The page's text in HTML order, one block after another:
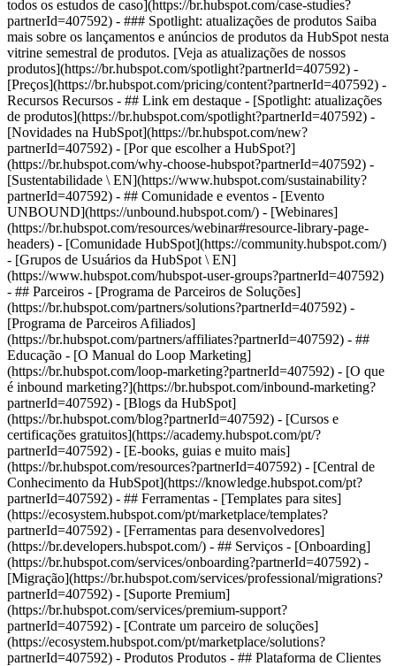
todos os estudos de caso](https://br.hubspot.com/case-studies?
partnerId=407592) - ### Spotlight: atualizações de produtos Saiba
mais sobre os lançamentos e anúncios de produtos da HubSpot nesta
vitrine semestral de produtos. [Veja as atualizações de nossos
produtos](https://br.hubspot.com/spotlight?partnerId=407592) -
[Preços](https://br.hubspot.com/pricing/content?partnerId=407592) -
Recursos Recursos - ## Link em destaque - [Spotlight: atualizações
de produtos](https://br.hubspot.com/spotlight?partnerId=407592) -
[Novidades na HubSpot](https://br.hubspot.com/new?
partnerId=407592) - [Por que escolher a HubSpot?]
(https://br.hubspot.com/why-choose-hubspot?partnerId=407592) -
[Sustentabilidade \ EN](https://www.hubspot.com/sustainability?
partnerId=407592) - ## Comunidade e eventos - [Evento
UNBOUND](https://unbound.hubspot.com/) - [Webinares]
(https://br.hubspot.com/resources/webinar#resource-library-page-
headers) - [Comunidade HubSpot](https://community.hubspot.com/)
- [Grupos de Usuários da HubSpot \ EN]
(https://www.hubspot.com/hubspot-user-groups?partnerId=407592)
- ## Parceiros - [Programa de Parceiros de Soluções]
(https://br.hubspot.com/partners/solutions?partnerId=407592) -
[Programa de Parceiros Afiliados]
(https://br.hubspot.com/partners/affiliates?partnerId=407592) - ##
Educação - [O Manual do Loop Marketing]
(https://br.hubspot.com/loop-marketing?partnerId=407592) - [O que
é inbound marketing?](https://br.hubspot.com/inbound-marketing?
partnerId=407592) - [Blogs da HubSpot]
(https://br.hubspot.com/blog?partnerId=407592) - [Cursos e
certificações gratuitos](https://academy.hubspot.com/pt/?
partnerId=407592) - [E-books, guias e muito mais]
(https://br.hubspot.com/resources?partnerId=407592) - [Central de
Conhecimento da HubSpot](https://knowledge.hubspot.com/pt?
partnerId=407592) - ## Ferramentas - [Templates para sites]
(https://ecosystem.hubspot.com/pt/marketplace/templates?
partnerId=407592) - [Ferramentas para desenvolvedores]
(https://br.developers.hubspot.com/) - ## Serviços - [Onboarding]
(https://br.hubspot.com/services/onboarding?partnerId=407592) -
[Migração](https://br.hubspot.com/services/professional/migrations?
partnerId=407592) - [Suporte Premium]
(https://br.hubspot.com/services/premium-support?
partnerId=407592) - [Contrate um parceiro de soluções]
(https://ecosystem.hubspot.com/pt/marketplace/solutions?
partnerId=407592) - Produtos Produtos - ## Plataforma de Clientes da HubSpot Todo o software de marketing, vendas e atendimento ao cliente da HubSpot em uma única plataforma com IA agêntica. - [__CRM da HubSpot gratuito__](https://br.hubspot.com/products/crm?partnerId=407592) - [__Conheça todos os produtos__](https://br.hubspot.com/products/get-started?partnerId=407592) - [![195140668528](https://53.fs1.hubspotusercontent-na1.net/hubfs/53/assets/hubspot.com/global-navigation/2025/marketing-hub.svg) \ __Marketing Hub__ \ Software de automação de marketing](https://br.hubspot.com/products/marketing?partnerId=407592) - [![195146645596](https://53.fs1.hubspotusercontent-na1.net/hubfs/53/assets/hubspot.com/global-navigation/2025/sales-hub.svg) \ __Sales Hub__ \ Software de vendas](https://br.hubspot.com/products/sales?partnerId=407592) - [![195140668527](https://53.fs1.hubspotusercontent-na1.net/hubfs/53/assets/hubspot.com/global-navigation/2025/service-hub.svg) \ __Service Hub__ \ Software de atendimento ao cliente](https://br.hubspot.com/products/service?partnerId=407592) - [![195140649745](https://53.fs1.hubspotusercontent-na1.net/hubfs/53/assets/hubspot.com/global-navigation/2025/content-hub.svg) \ __Content Hub__ \ Software de marketing de conteúdo](https://br.hubspot.com/products/content?partnerId=407592) - [![195289608884](https://53.fs1.hubspotusercontent-na1.net/hubfs/53/assets/hubspot.com/global-navigation/2025/data-hub.svg) \ __Data Hub__ \ Software de gestão de dados](https://br.hubspot.com/products/data?partnerId=407592) - [![195140609672](https://53.fs1.hubspotusercontent-na1.net/hubfs/53/assets/hubspot.com/global-navigation/2025/commerce-hub.svg) \ __Revenue Hub__ \ Software de CPQ, faturamento e pagamentos](https://br.hubspot.com/products/revenue?partnerId=407592) - [![ProductIcons_AgentHub_Icon_Orange](https://53.fs1.hubspotusercontent-na1.net/hubfs/53/assets/webteam-cms-portal/images/breeze/ProductIcons_AgentHub_Icon_Orange.svg) \ __Agent Hub__ \ O espaço central para criar e gerenciar agentes de IA em toda a plataforma](https://br.hubspot.com/products/artificial-intelligence?partnerId=407592) - [![188619147390](https://53.fs1.hubspotusercontent-na1.net/hubfs/53/assets/hubspot.com/global-navigation/help-me-choose-tool.svg) \ __Precisa de ajuda para escolher?__ \ Responda algumas perguntas e nós te ajudaremos a achar os produtos ideais para o seu negócio.](https://br.hubspot.com/products/help-me-choose?partnerId=407592) - [![195140649746](https://53.fs1.hubspotusercontent-na1.net/hubfs/53/assets/hubspot.com/global-navigation/2025/small-business.svg) \ __Pacote para pequenas empresas__ \ A edição Starter de cada produto, desenvolvida para startups e pequenas empresas](https://br.hubspot.com/products/crm/starter?partnerId=407592) - [![210646671655](https://53.fs1.hubspotusercontent-na1.net/hubfs/53/assets/hubspot.com/global-navigation/2025/aeo.svg) \ __AEO (Beta)__ \ Ferramentas de otimização para mecanismos de resposta que rastreiam e melhoram a visibilidade da sua marca nos resultados de IA.](https://br.hubspot.com/products/aeo?partnerId=407592) - [![195140649747](https://53.fs1.hubspotusercontent-na1.net/hubfs/53/assets/hubspot.com/global-navigation/2025/app-marketplace.svg) \ __HubSpot Marketplace__ \ Conecte seus aplicativos favoritos à HubSpot](https://ecosystem.hubspot.com/pt/marketplace/apps?partnerId=407592) - Soluções Soluções - Por tipo de uso - ## Marketing - [Gere leads](https://br.hubspot.com/use-case/drive-revenue-high-quality-leads?partnerId=407592) - [Automatize o marketing](https://br.hubspot.com/use-case/maximize-efficiency-ai-automation?partnerId=407592) - ## Vendas - [Crie pipelines](https://br.hubspot.com/use-case/build-sales-pipeline?partnerId=407592) - [Fechar negócios](https://br.hubspot.com/use-case/close-more-deals?partnerId=407592) - ## Atendimento ao cliente - [Expanda o suporte](https://br.hubspot.com/use-case/scale-customer-service-support?partnerId=407592) - [Melhore a retenção](https://br.hubspot.com/use-case/drive-customer-satisfaction?partnerId=407592) - ## Conteúdo - [Crie conteúdo](https://br.hubspot.com/use-case/create-content-for-customer-journey?partnerId=407592) - [Gerencie conteúdo](https://br.hubspot.com/use-case/manage-content?partnerId=407592) - ## Startups e pequenas empresas - [Encontre e alcance clientes](https://br.hubspot.com/use-case/find-and-reach-customers?partnerId=407592) - [Aumente as vendas e receba pagamentos](https://br.hubspot.com/use-case/grow-sales-and-get-paid-faster?partnerId=407592) - [Organize os dados do cliente](https://br.hubspot.com/use-case/understand-and-organize-customer-data?partnerId=407592) - ## Inteligência artificial - [Resolva dúvidas de seus clientes 24/7](https://br.hubspot.com/products/artificial-intelligence/ai-customer-service-agent?partnerId=407592) - [Automatize a prospecção de vendas](https://br.hubspot.com/products/sales/ai-prospecting-agent?partnerId=407592) - [Faça uma análise mais rápida de seus clientes](https://br.hubspot.com/products/artificial-intelligence/ai-data-agent?partnerId=407592) - Por tamanho da equipe - ## Por tamanho da equipe - ![195309752641](https://53.fs1.hubspotusercontent-na1.net/hub/53/hubfs/assets/hubspot.com/global-navigation/2025/Small%20Businesses%20%26%20Start%20ups.webp?width=1035&height=450&name=Small%20Businesses%20%26%20Start%20ups.webp) ### Para pequenas empresas e startups A Plataforma de Clientes Starter da HubSpot ajuda sua startup ou pequena empresa em crescimento a encontrar e conquistar clientes desde o primeiro dia. [Saiba mais sobre a Plataforma de Clientes Starter da HubSpot](https://br.hubspot.com/products/crm/starter?partnerId=407592) - ![195309752642](https://53.fs1.hubspotusercontent-na1.net/hub/53/hubfs/assets/hubspot.com/global-navigation/2025/Enterprise.webp?width=1035&height=450&name=Enterprise.webp) ### Para grandes empresas A Plataforma de Clientes Enterprise integrada da HubSpot é poderosa e fácil de usar. [Saiba mais sobre a Plataforma de Clientes Enterprise da HubSpot](https://br.hubspot.com/products/crm/enterprise?partnerId=407592) - Por que a HubSpot? - ## Por que a HubSpot? - ![195309752643](https://53.fs1.hubspotusercontent-na1.net/hub/53/hubfs/assets/hubspot.com/global-navigation/2025/Why%20Choose%20HubSpot.webp?width=1035&height=450&name=Why%20Choose%20HubSpot.webp) ### Por que escolher a HubSpot? Depois de apenas um ano, os clientes da HubSpot adquirem 129% mais leads, fecham 36% mais negócios e observam uma melhoria de 37% nas taxas de fechamento de tickets. [Saiba mais sobre o que diferencia a solução da HubSpot](https://br.hubspot.com/why-choose-hubspot?partnerId=407592) - ![195303448595](https://53.fs1.hubspotusercontent-na1.net/hub/53/hubfs/assets/hubspot.com/global-navigation/2025/Case%20Studies.webp?width=1035&height=450&name=Case%20Studies.webp) ### Estudos de caso Conheça empresas como a sua em todo o mundo que usam a HubSpot para unir suas equipes, capacitar seus negócios e crescer melhor. [Veja todos os estudos de caso](https://br.hubspot.com/case-studies?partnerId=407592) - ![191228329371](https://53.fs1.hubspotusercontent-na1.net/hub/53/hubfs/spotlight_resized_518x225.png?width=518&height=225&name=spotlight_resized_518x225.png) ### Spotlight: atualizações de produtos Saiba mais sobre os lançamentos e anúncios de produtos da HubSpot nesta vitrine semestral de produtos. [Veja as atualizações de nossos produtos](https://br.hubspot.com/spotlight?partnerId=407592) - [Preços](https://br.hubspot.com/pricing/content?partnerId=407592) - Recursos Recursos - ## Link em destaque - [Spotlight: atualizações de produtos](https://br.hubspot.com/spotlight?partnerId=407592) - [Novidades na HubSpot](https://br.hubspot.com/new?partnerId=407592) - [Por que escolher a HubSpot?](https://br.hubspot.com/why-choose-hubspot?partnerId=407592) - [Sustentabilidade \ EN](https://www.hubspot.com/sustainability?partnerId=407592) - ## Comunidade e eventos - [Evento UNBOUND](https://unbound.hubspot.com/) - [Webinares](https://br.hubspot.com/resources/webinar#resource-library-page-headers) - [Comunidade HubSpot](https://community.hubspot.com/) - [Grupos de Usuários da HubSpot \ EN](https://www.hubspot.com/hubspot-user-groups?partnerId=407592) - ## Parceiros - [Programa de Parceiros de Soluções](https://br.hubspot.com/partners/solutions?partnerId=407592) - [Programa de Parceiros Afiliados](https://br.hubspot.com/partners/affiliates?partnerId=407592) - ## Educação - [O Manual do Loop Marketing](https://br.hubspot.com/loop-marketing?partnerId=407592) - [O que é inbound marketing?](https://br.hubspot.com/inbound-marketing?partnerId=407592) - [Blogs da HubSpot](https://br.hubspot.com/blog?partnerId=407592) - [Cursos e certificações gratuitos](https://academy.hubspot.com/pt/?partnerId=407592) - [E-books, guias e muito mais](https://br.hubspot.com/resources?partnerId=407592) - [Central de Conhecimento da HubSpot](https://knowledge.hubspot.com/pt?partnerId=407592) - ## Ferramentas - [Templates para sites](https://ecosystem.hubspot.com/pt/marketplace/templates?partnerId=407592) - [Ferramentas para desenvolvedores](https://br.developers